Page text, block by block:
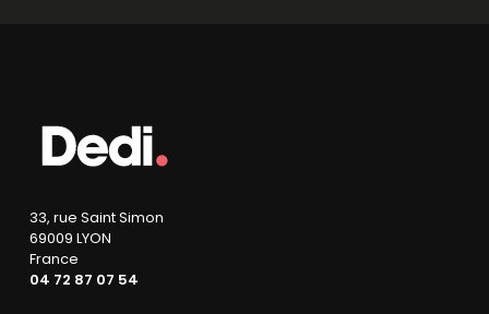
33, rue Saint Simon
69009 LYON
France
04 72 87 07 54